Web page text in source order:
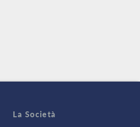
La Società